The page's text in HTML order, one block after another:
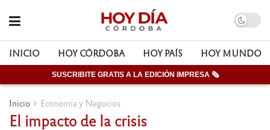
INICIO HOY CÓRDOBA HOY PAÍS HOY MUNDO
SUSCRIBITE GRATIS A LA EDICIÓN IMPRESA 🗞
Inicio Economía y Negocios
El impacto de la crisis